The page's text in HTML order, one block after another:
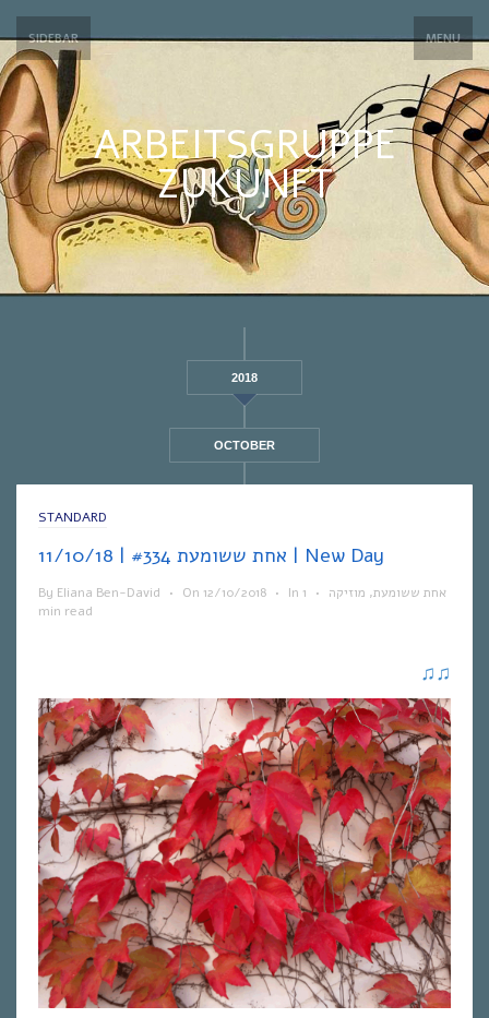
SIDEBAR MENU
ARBEITSGRUPPE
ZUKUNFT
2018
OCTOBER
STANDARD
אחת ששומעת #334 | 11/10/18 | New Day
By Eliana Ben-David • On 12/10/2018 • In אחת ששומעת, מוזיקה •
1
min read
♫
♫